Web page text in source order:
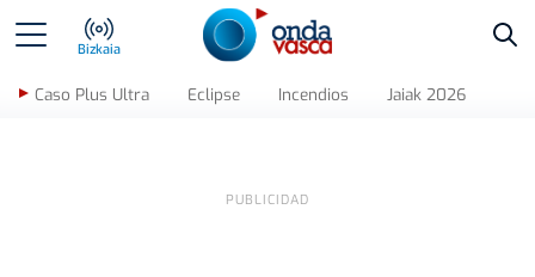
Bizkaia
Caso Plus Ultra Eclipse Incendios Jaiak 2026